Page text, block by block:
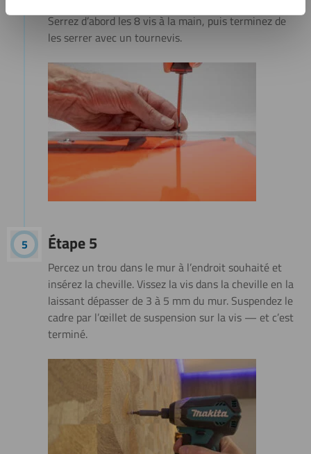
Serrez d’abord les 8 vis à la main, puis terminez de
les serrer avec un tournevis.
Étape 5
Percez un trou dans le mur à l’endroit souhaité et
insérez la cheville. Vissez la vis dans la cheville en la
laissant dépasser de 3 à 5 mm du mur. Suspendez le
cadre par l’œillet de suspension sur la vis — et c’est
terminé.